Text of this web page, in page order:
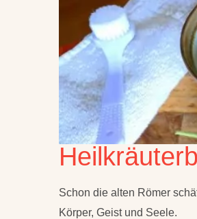
Schon die alten Römer
Körper, Geist und Seele.